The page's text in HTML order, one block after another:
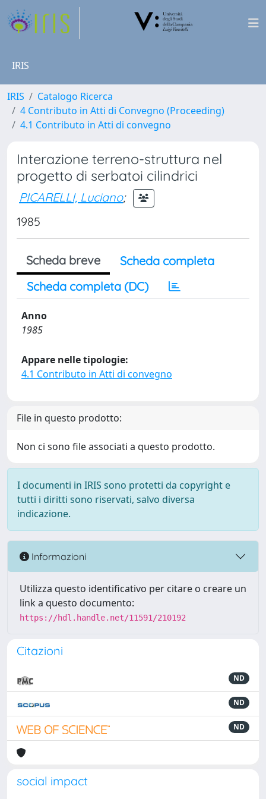
IRIS
IRIS
Catalogo Ricerca
4 Contributo in Atti di Convegno (Proceeding)
4.1 Contributo in Atti di convegno
Interazione terreno-struttura nel
progetto di serbatoi cilindrici
PICARELLI, Luciano;
1985
Scheda breve
Scheda completa
Scheda completa (DC)
Anno
1985
Appare nelle tipologie:
4.1 Contributo in Atti di convegno
File in questo prodotto:
Non ci sono file associati a questo prodotto.
I documenti in IRIS sono protetti da copyright e
tutti i diritti sono riservati, salvo diversa
indicazione.
Informazioni
Utilizza questo identificativo per citare o creare un
link a questo documento:
https://hdl.handle.net/11591/210192
Citazioni
ND
ND
ND
social impact